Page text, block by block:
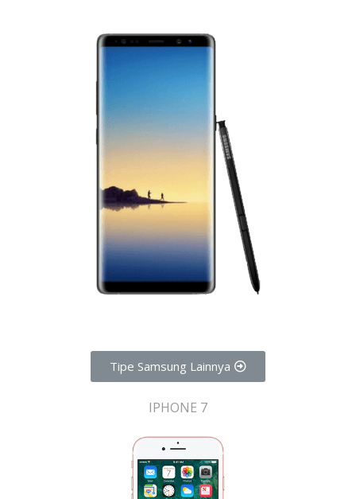
Tipe Samsung Lainnya
IPHONE 7